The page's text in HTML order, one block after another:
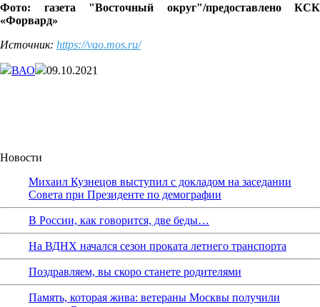
Фото: газета "Восточный округ"/предоставлено КСК
«Форвард»
Источник: https://vao.mos.ru/
ВАО 09.10.2021
Новости
Михаил Кузнецов выступил с докладом на заседании
Совета при Президенте по демографии
В России, как говорится, две беды…
На ВДНХ начался сезон проката летнего транспорта
Поздравляем, вы скоро станете родителями
Память, которая жива: ветераны Москвы получили